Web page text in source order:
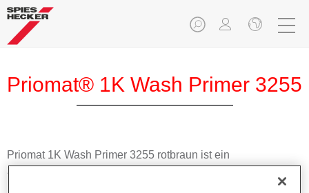
Priomat® 1K Wash Primer 3255
Priomat 1K Wash Primer 3255 rotbraun ist ein
zinkchromatfreies 1K Produkt für die Pkw-Reparatur.